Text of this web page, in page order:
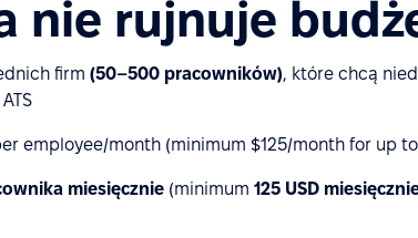
nie rujnuje
firm (50–500 pracowników), które chcą
employee/month (minimum $125/month for up
miesięcznie (minimum 125 USD